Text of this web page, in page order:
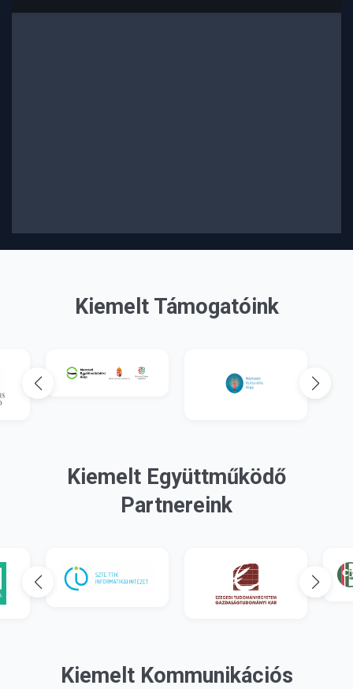
Kiemelt Támogatóink
Kiemelt Együttműködő
Partnereink
Kiemelt Kommunikációs